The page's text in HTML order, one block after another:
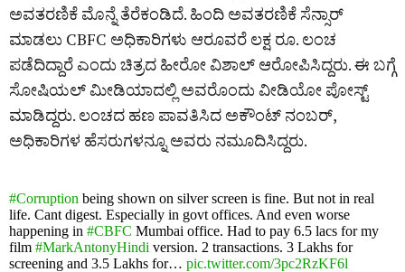
ಅವತರಣಿಕೆ ಮೊನ್ನೆ ತೆರೆಕಂಡಿದೆ. ಹಿಂದಿ ಅವತರಣಿಕೆ ಸೆನ್ಸಾರ್‌
ಮಾಡಲು CBFC ಅಧಿಕಾರಿಗಳು ಆರೂವರೆ ಲಕ್ಷ ರೂ. ಲಂಚ
ಪಡೆದಿದ್ದಾರೆ ಎಂದು ಚಿತ್ರದ ಹೀರೋ ವಿಶಾಲ್‌ ಆರೋಪಿಸಿದ್ದರು. ಈ ಬಗ್ಗೆ
ಸೋಷಿಯಲ್‌ ಮೀಡಿಯಾದಲ್ಲಿ ಅವರೊಂದು ವೀಡಿಯೋ ಪೋಸ್ಟ್‌
ಮಾಡಿದ್ದರು. ಲಂಚದ ಹಣ ಪಾವತಿಸಿದ ಅಕೌಂಟ್‌ ನಂಬರ್‌,
ಅಧಿಕಾರಿಗಳ ಹೆಸರುಗಳನ್ನೂ ಅವರು ನಮೂದಿಸಿದ್ದರು.
#Corruption being shown on silver screen is fine. But not in real
life. Cant digest. Especially in govt offices. And even worse
happening in #CBFC Mumbai office. Had to pay 6.5 lacs for my
film #MarkAntonyHindi version. 2 transactions. 3 Lakhs for
screening and 3.5 Lakhs for… pic.twitter.com/3pc2RzKF6l